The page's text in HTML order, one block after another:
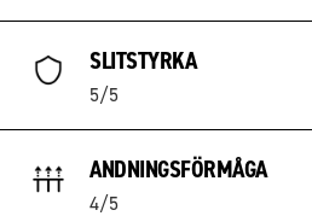
SLITSTYRKA
5/5
ANDNINGSFÖRMÅGA
4/5